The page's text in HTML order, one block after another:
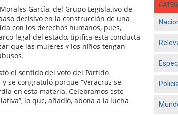
García, del Grupo Legislativo del
decisivo en la construcción de una
con los derechos humanos, pues,
legal del estado, tipifica esta conducta
que las mujeres y los niños tengan
el sentido del voto del Partido
se congratuló porque “Veracruz se
en esta materia. Celebramos este
lo que, añadió, abona a la lucha